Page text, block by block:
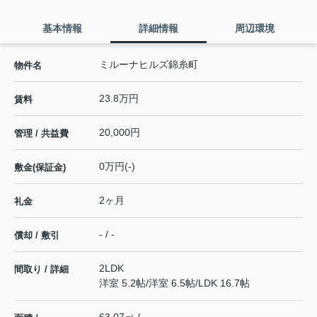
基本情報 詳細情報 周辺環境
物件名 ミルーナヒルズ錦糸町
賃料 23.8万円
管理 / 共益費 20,000円
敷金(保証金) 0万円(-)
礼金 2ヶ月
償却 / 敷引 - / -
間取り / 詳細
2LDK
洋室 5.2帖/洋室 6.5帖/LDK 16.7帖